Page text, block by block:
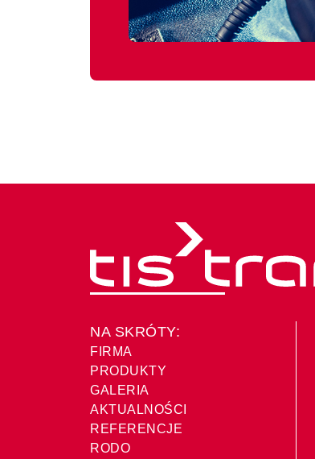
NA SKRÓTY:
FIRMA
PRODUKTY
GALERIA
AKTUALNOŚCI
REFERENCJE
RODO